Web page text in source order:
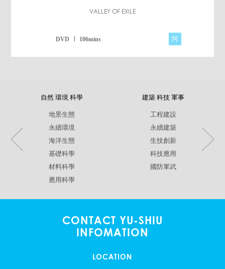
VALLEY OF EXILE
DVD 106mins 阿
自然 環境 科學
地景生態
永續環境
海洋生態
基礎科學
材料科學
應用科學
建築 科技 軍事
工程建設
永續建築
生技創新
科技應用
國防軍武
CONTACT YU-SHIU
INFOMATION
LOCATION